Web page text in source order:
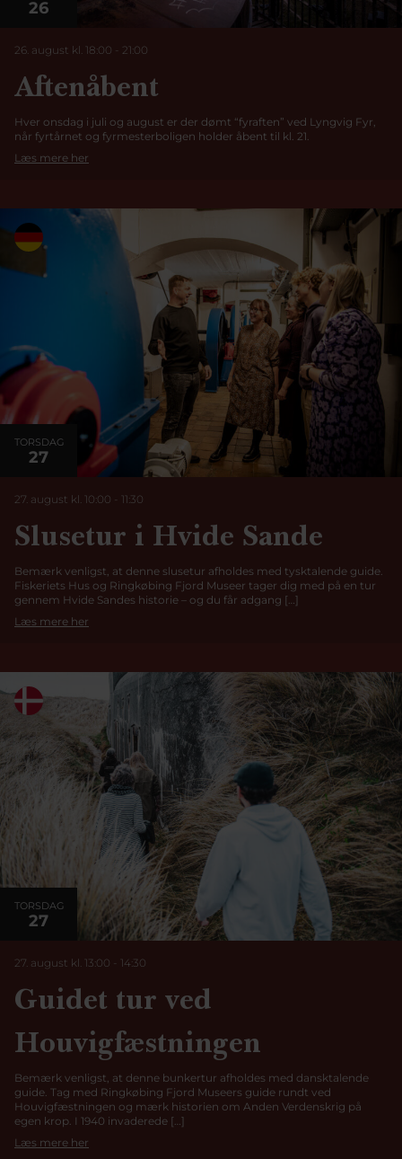
26
26. august kl. 18:00 - 21:00
Aftenåbent
Hver onsdag i juli og august er der dømt “fyraften” ved Lyngvig Fyr,
når fyrtårnet og fyrmesterboligen holder åbent til kl. 21.
Læs mere her
TORSDAG
27
27. august kl. 10:00 - 11:30
Slusetur i Hvide Sande
Bemærk venligst, at denne slusetur afholdes med tysktalende guide.
Fiskeriets Hus og Ringkøbing Fjord Museer tager dig med på en tur
gennem Hvide Sandes historie – og du får adgang […]
Læs mere her
TORSDAG
27
27. august kl. 13:00 - 14:30
Guidet tur ved
Houvigfæstningen
Bemærk venligst, at denne bunkertur afholdes med dansktalende
guide. Tag med Ringkøbing Fjord Museers guide rundt ved
Houvigfæstningen og mærk historien om Anden Verdenskrig på
egen krop. I 1940 invaderede […]
Læs mere her